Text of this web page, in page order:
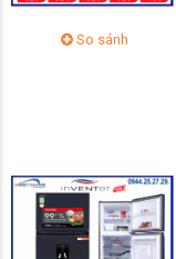
So sánh